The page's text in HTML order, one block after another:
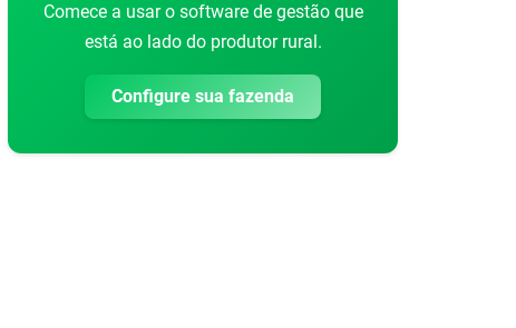
Comece a usar o software de gestão que
está ao lado do produtor rural.
Configure sua fazenda